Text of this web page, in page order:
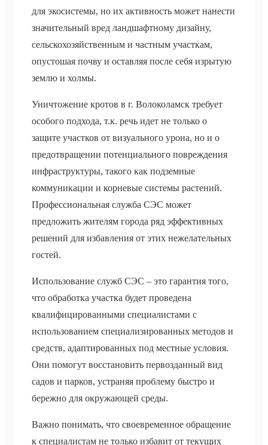
для экосистемы, но их активность может нанести
значительный вред ландшафтному дизайну,
сельскохозяйственным и частным участкам,
опустошая почву и оставляя после себя изрытую
землю и холмы.
Уничтожение кротов в г. Волоколамск требует
особого подхода, т.к. речь идет не только о
защите участков от визуального урона, но и о
предотвращении потенциального повреждения
инфраструктуры, такого как подземные
коммуникации и корневые системы растений.
Профессиональная служба СЭС может
предложить жителям города ряд эффективных
решений для избавления от этих нежелательных
гостей.
Использование служб СЭС – это гарантия того,
что обработка участка будет проведена
квалифицированными специалистами с
использованием специализированных методов и
средств, адаптированных под местные условия.
Они помогут восстановить первозданный вид
садов и парков, устраняя проблему быстро и
бережно для окружающей среды.
Важно понимать, что своевременное обращение
к специалистам не только избавит от текущих